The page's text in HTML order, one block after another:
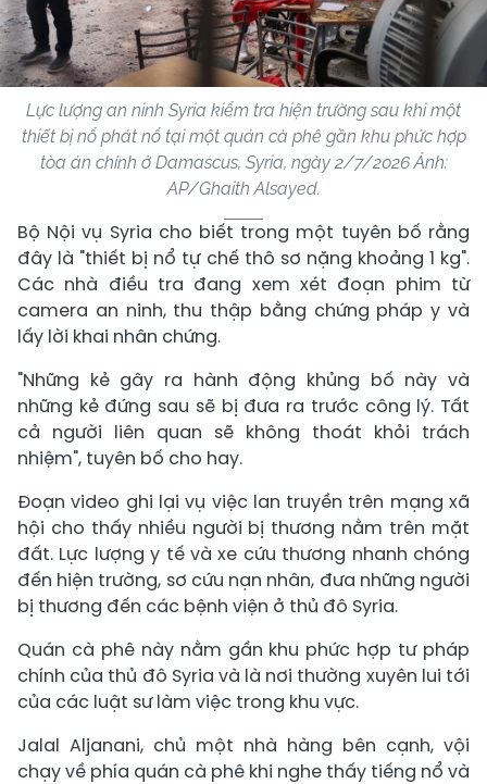
Lực lượng an ninh Syria kiểm tra hiện trường sau khi một
thiết bị nổ phát nổ tại một quán cà phê gần khu phức hợp
tòa án chính ở Damascus, Syria, ngày 2/7/2026 Ảnh:
AP/Ghaith Alsayed.
Bộ Nội vụ Syria cho biết trong một tuyên bố rằng
đây là "thiết bị nổ tự chế thô sơ nặng khoảng 1 kg".
Các nhà điều tra đang xem xét đoạn phim từ
camera an ninh, thu thập bằng chứng pháp y và
lấy lời khai nhân chứng.
"Những kẻ gây ra hành động khủng bố này và
những kẻ đứng sau sẽ bị đưa ra trước công lý. Tất
cả người liên quan sẽ không thoát khỏi trách
nhiệm", tuyên bố cho hay.
Đoạn video ghi lại vụ việc lan truyền trên mạng xã
hội cho thấy nhiều người bị thương nằm trên mặt
đất. Lực lượng y tế và xe cứu thương nhanh chóng
đến hiện trường, sơ cứu nạn nhân, đưa những người
bị thương đến các bệnh viện ở thủ đô Syria.
Quán cà phê này nằm gần khu phức hợp tư pháp
chính của thủ đô Syria và là nơi thường xuyên lui tới
của các luật sư làm việc trong khu vực.
Jalal Aljanani, chủ một nhà hàng bên cạnh, vội
chạy về phía quán cà phê khi nghe thấy tiếng nổ và